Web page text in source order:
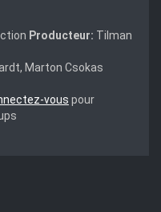
Producteur: Tilman
Marton Csokas
vous pour